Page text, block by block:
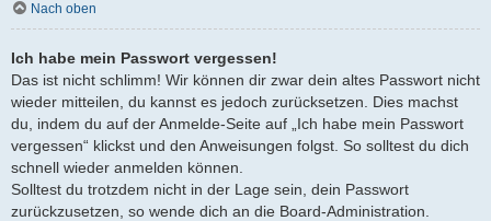
Nach oben
Ich habe mein Passwort vergessen!
Das ist nicht schlimm! Wir können dir zwar dein altes Passwort nicht
wieder mitteilen, du kannst es jedoch zurücksetzen. Dies machst
du, indem du auf der Anmelde-Seite auf „Ich habe mein Passwort
vergessen“ klickst und den Anweisungen folgst. So solltest du dich
schnell wieder anmelden können.
Solltest du trotzdem nicht in der Lage sein, dein Passwort
zurückzusetzen, so wende dich an die Board-Administration.